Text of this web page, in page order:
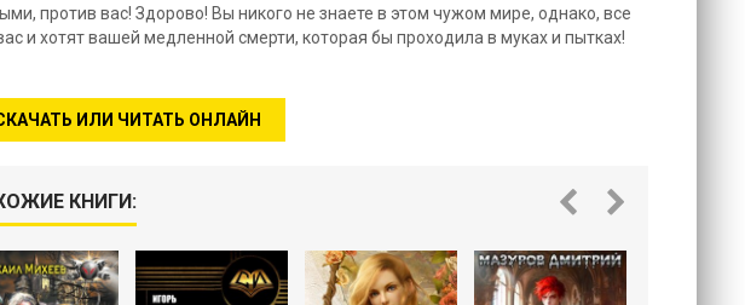
против вас! Здорово! Вы никого не знаете в этом чужом мире, однако, все
и хотят вашей медленной смерти, которая бы проходила в муках и пытках!
ИЛИ ЧИТАТЬ ОНЛАЙН
КНИГИ: